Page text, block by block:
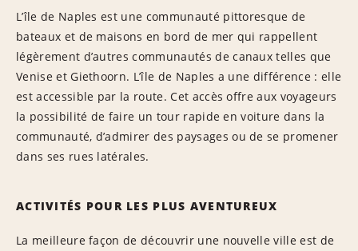
L’île de Naples est une communauté pittoresque de
bateaux et de maisons en bord de mer qui rappellent
légèrement d’autres communautés de canaux telles que
Venise et Giethoorn. L’île de Naples a une différence : elle
est accessible par la route. Cet accès offre aux voyageurs
la possibilité de faire un tour rapide en voiture dans la
communauté, d’admirer des paysages ou de se promener
dans ses rues latérales.
ACTIVITÉS POUR LES PLUS AVENTUREUX
La meilleure façon de découvrir une nouvelle ville est de